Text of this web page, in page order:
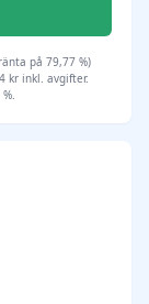
på 79,77 %)
kr inkl. avgifter.